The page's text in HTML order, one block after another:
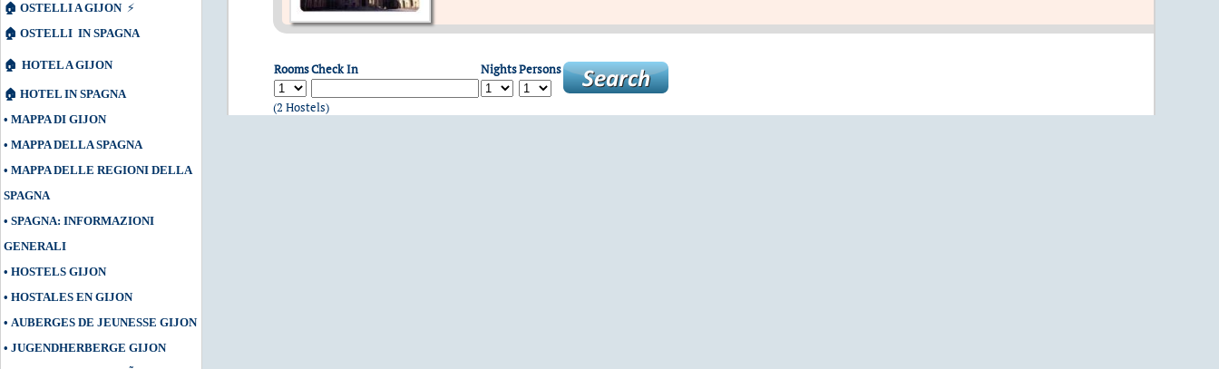
🏠 OSTELLI A GIJON ⚡
🏠 OSTELLI IN SPAGNA
🏠 HOTEL A GIJON
🏠 HOTEL IN SPAGNA
• MAPPA DI GIJON
• MAPPA DELLA SPAGNA
• MAPPA DELLE REGIONI DELLA
SPAGNA
• SPAGNA: INFORMAZIONI
GENERALI
• HOSTELS GIJON
• HOSTALES EN GIJON
• AUBERGES DE JEUNESSE GIJON
• JUGENDHERBERGE GIJON
RoomsCheck In NightsPersons
(2 Hostels)